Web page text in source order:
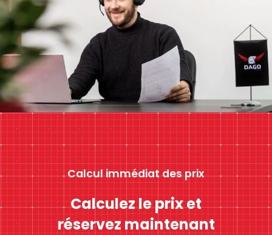
Calcul immédiat des prix
Calculez le prix et
réservez maintenant